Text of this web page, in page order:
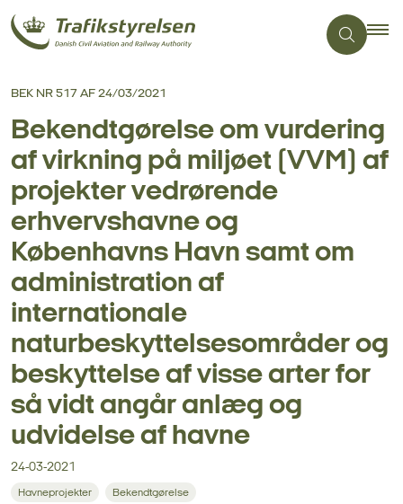
BEK NR 517 AF 24/03/2021
Bekendtgørelse om vurdering
af virkning på miljøet (VVM) af
projekter vedrørende
erhvervshavne og
Københavns Havn samt om
administration af
internationale
naturbeskyttelsesområder og
beskyttelse af visse arter for
så vidt angår anlæg og
udvidelse af havne
24-03-2021
Havneprojekter Bekendtgørelse